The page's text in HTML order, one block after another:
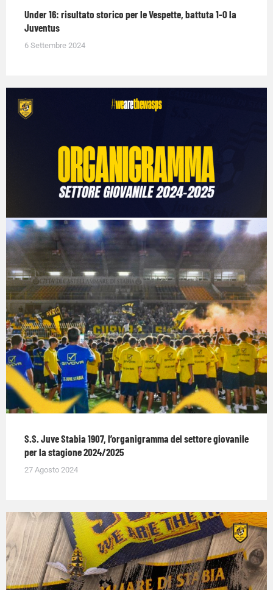
Under 16: risultato storico per le Vespette, battuta 1-0 la
Juventus
6 Settembre 2024
S.S. Juve Stabia 1907, l’organigramma del settore giovanile
per la stagione 2024/2025
27 Agosto 2024